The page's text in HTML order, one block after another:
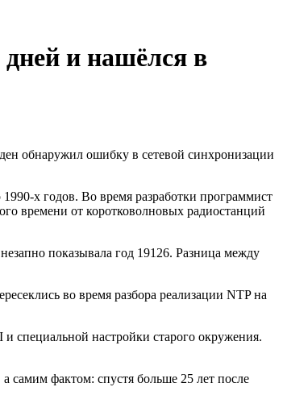
и нашёлся в
обнаружил ошибку в сетевой синхронизации
х годов. Во время разработки программист
времени от коротковолновых радиостанций
показывала год 19126. Разница между
во время разбора реализации NTP на
и специальной настройки старого окружения.
самим фактом: спустя больше 25 лет после